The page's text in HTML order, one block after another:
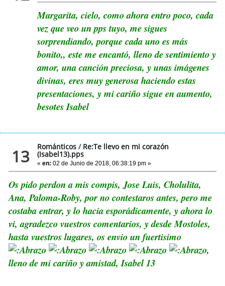
Margarita, cielo, como ahora entro poco, cada
vez que veo un pps tuyo, me sigues
sorprendiando, porque cada uno es más
bonito,, este me encantó, lleno de sentimiento y
amor, una canción preciosa, y unas imágenes
divinas, eres muy generosa haciendo estas
presentaciones, y mi cariño sigue en aumento,
besotes Isabel
13 Románticos / Re:Te llevo en mi corazón
(Isabel13).pps
«en: 02 de Junio de 2018, 06:38:19 pm »
Os pido perdon a mis compis, Jose Luis, Cholulita,
Ana, Paloma-Roby, por no contestaros antes, pero me
costaba entrar, y lo hacia esporádicamente, y ahora lo
vi, agradezco vuestros comentarios, y desde Mostoles,
hasta vuestros lugares, os envio un fuertisimo
,
lleno de mi cariño y amistad, Isabel 13